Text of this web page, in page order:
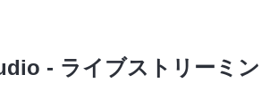
- ライブストリーミン